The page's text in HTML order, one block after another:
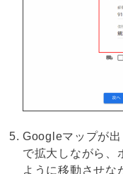
Googleマップが
で拡大しながら、
ように移動させな